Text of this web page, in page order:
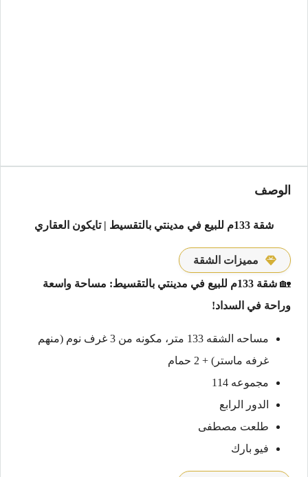
الوصف
شقة 133م للبيع في مدينتي بالتقسيط | تايكون العقاري
مميزات الشقة
🏡
شقة 133م للبيع في مدينتي بالتقسيط: مساحة واسعة
وراحة في السداد!
مساحه الشقه 133 متر، مكونه من 3 غرف نوم (منهم
غرفه ماستر) + 2 حمام
مجموعه 114
الدور الرابع
طلعت مصطفى
فيو بارك